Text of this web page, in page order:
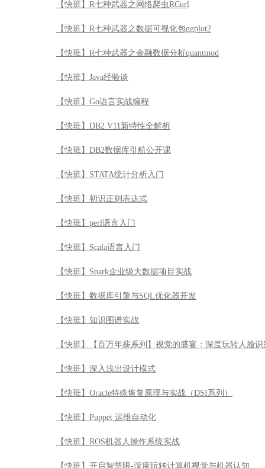
【快班】R七种武器之网络爬虫RCurl
【快班】R七种武器之数据可视化包ggplot2
【快班】R七种武器之金融数据分析quantmod
【快班】Java经验谈
【快班】Go语言实战编程
【快班】DB2 V11新特性全解析
【快班】DB2数据库引航公开课
【快班】STATA统计分析入门
【快班】初识正则表达式
【快班】perl语言入门
【快班】Scala语言入门
【快班】Spark企业级大数据项目实战
【快班】数据库引擎与SQL优化器开发
【快班】知识图谱实战
【快班】【百万年薪系列】视觉的盛宴：深度玩转人脸识
【快班】深入浅出设计模式
【快班】Oracle特殊恢复原理与实战（DSI系列）
【快班】Puppet 运维自动化
【快班】ROS机器人操作系统实战
【快班】开启智慧眼-深度玩转计算机视觉与机器认知